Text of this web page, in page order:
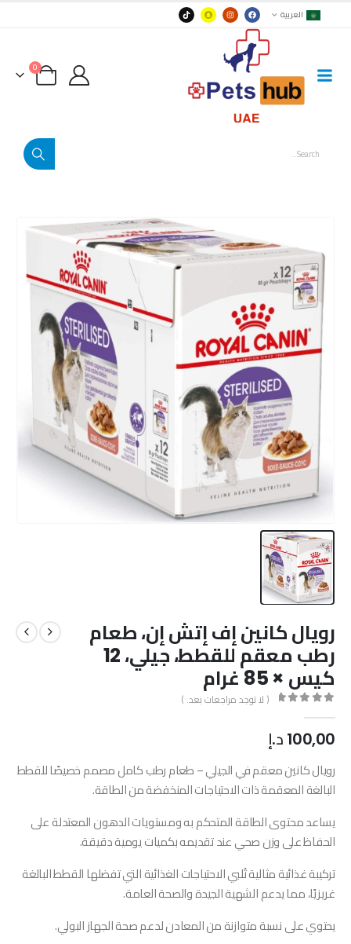
العربية
0
رويال كانين إف إتش إن، طعام
رطب معقم للقطط، جيلي، 12
كيس × 85 غرام
( لا توجد مراجعات بعد. )
100,00 د.إ
رويال كانين معقم في الجيلي – طعام رطب كامل مصمم خصيصًا للقطط
البالغة المعقمة ذات الاحتياجات المنخفضة من الطاقة.
يساعد محتوى الطاقة المتحكم به ومستويات الدهون المعتدلة على
الحفاظ على وزن صحي عند تقديمه بكميات يومية دقيقة.
تركيبة غذائية مثالية تُلبي الاحتياجات الغذائية التي تفضلها القطط البالغة
غريزيًا، مما يدعم الشهية الجيدة والصحة العامة.
يحتوي على نسبة متوازنة من المعادن لدعم صحة الجهاز البولي.